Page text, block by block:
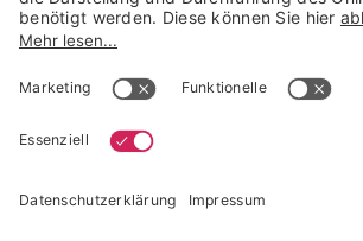
* unverbindliche Preisempfehlung der